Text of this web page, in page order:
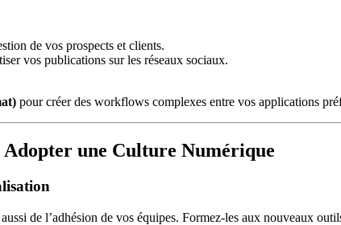
de vos prospects et clients.
vos publications sur les réseaux sociaux.
pour créer des workflows complexes entre vos applications
Adopter une Culture Numérique
de l’adhésion de vos équipes. Formez-les aux nouveaux